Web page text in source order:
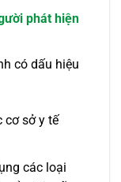
phát hiện
có dấu hiệu
cơ sở y tế
các loại